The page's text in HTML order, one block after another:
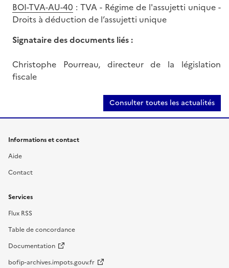
BOI-TVA-AU-40 : TVA - Régime de l'assujetti unique -
Droits à déduction de l’assujetti unique
Signataire des documents liés :
Christophe Pourreau, directeur de la législation
fiscale
Consulter toutes les actualités
Informations et contact
Aide
Contact
Services
Flux RSS
Table de concordance
Documentation
bofip-archives.impots.gouv.fr